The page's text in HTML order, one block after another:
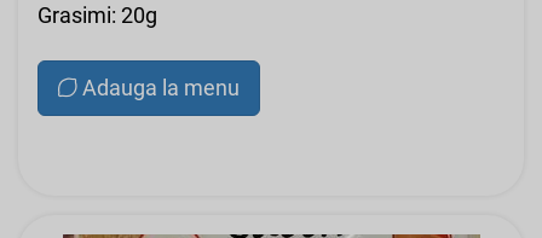
Grasimi: 20g
Adauga la menu